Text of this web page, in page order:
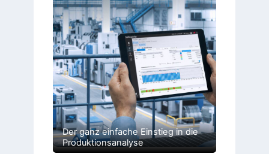
Der ganz einfache Einstieg in die
Produktionsanalyse